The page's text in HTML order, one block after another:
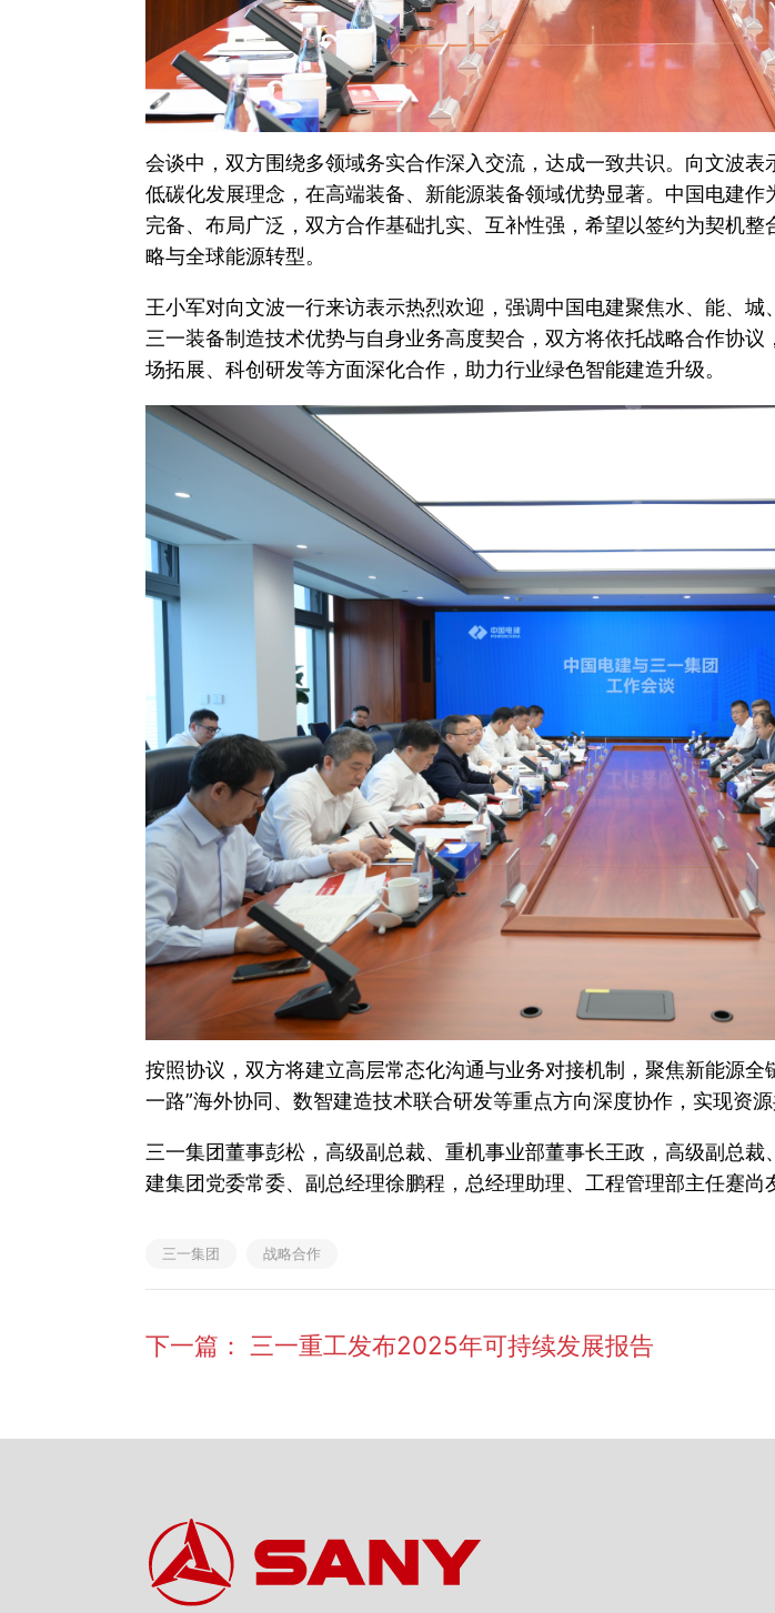
会谈中，双方围绕多领域务实合作深入交流，达成一致共识。向文波表
低碳化发展理念，在高端装备、新能源装备领域优势显著。中国电建
完备、布局广泛，双方合作基础扎实、互补性强，希望以签约为契机
略与全球能源转型。
王小军对向文波一行来访表示热烈欢迎，强调中国电建聚焦水、能、城
三一装备制造技术优势与自身业务高度契合，双方将依托战略合作协
场拓展、科创研发等方面深化合作，助力行业绿色智能建造升级。
按照协议，双方将建立高层常态化沟通与业务对接机制，聚焦新能源全
一路”海外协同、数智建造技术联合研发等重点方向深度协作，实现资源
三一集团董事彭松，高级副总裁、重机事业部董事长王政，高级副总
建集团党委常委、副总经理徐鹏程，总经理助理、工程管理部主任蹇尚
三一集团 战略合作
下一篇： 三一重工发布2025年可持续发展报告